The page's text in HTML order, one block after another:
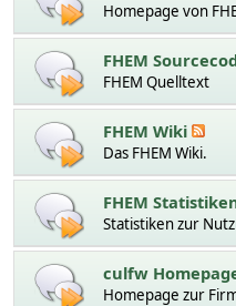
Homepage von
FHEM
FHEM Quelltext
FHEM Wiki
Das FHEM Wiki.
FHEM
Statistiken zur
culfw
Homepage zur